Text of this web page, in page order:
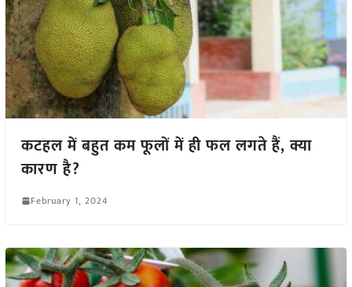
कटहल में बहुत कम फूलों में ही फल लगते हैं, क्या
कारण है?
February 1, 2024